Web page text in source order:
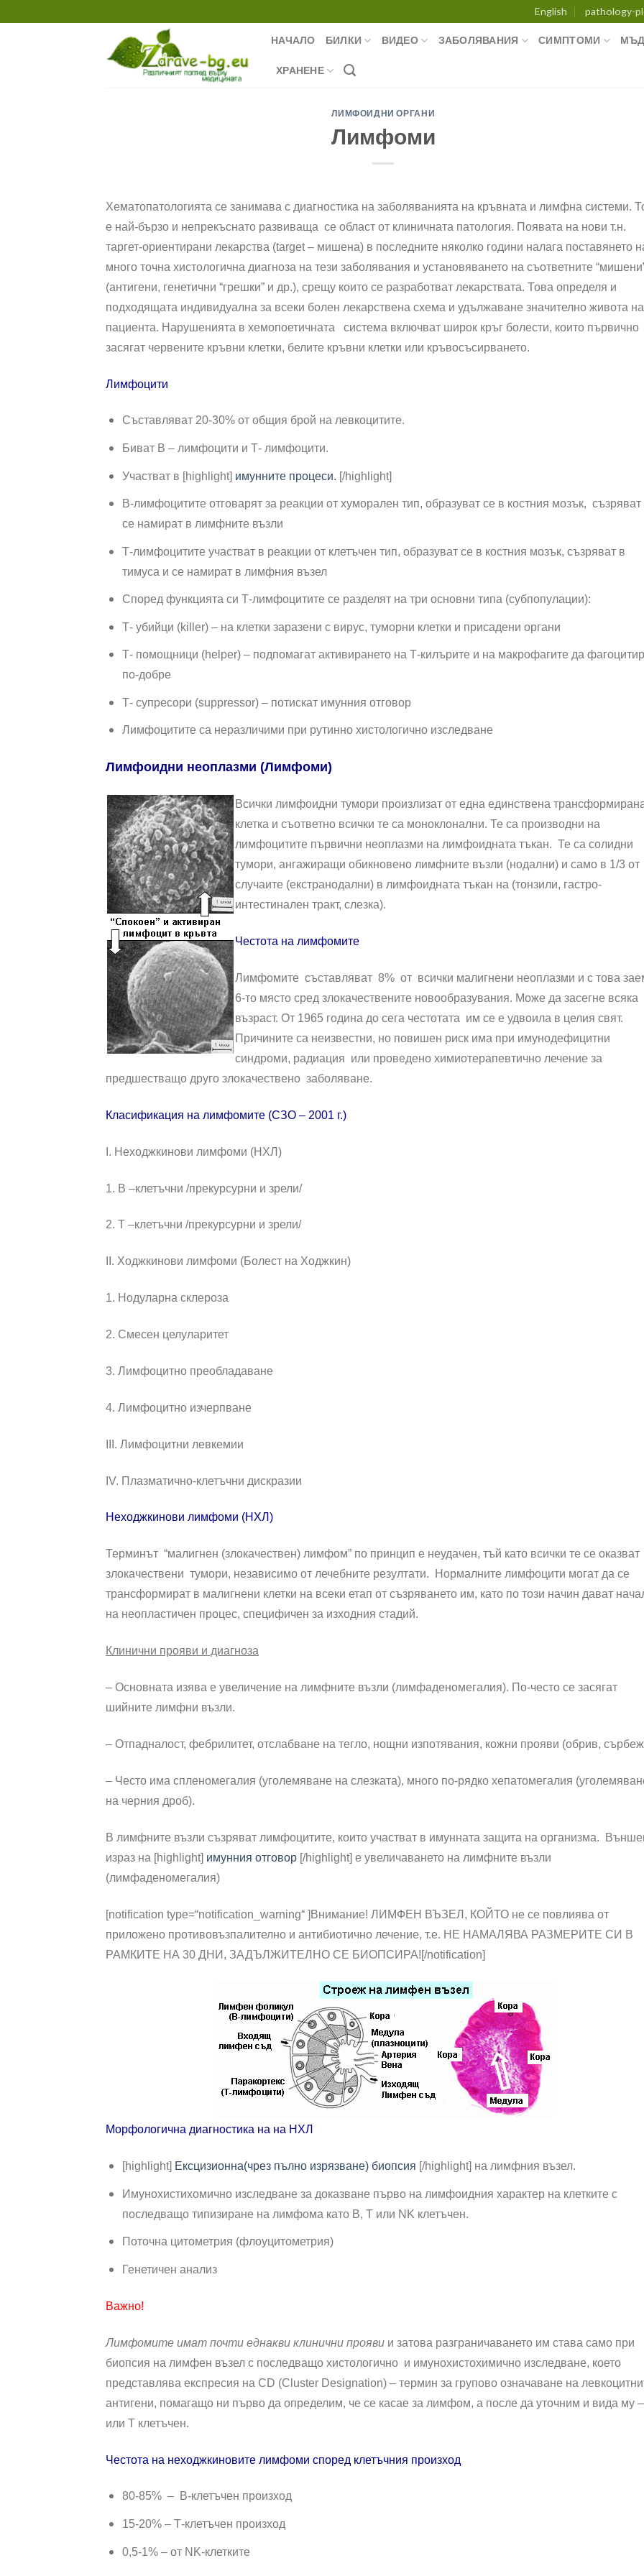
English pathology-
НАЧАЛО БИЛКИ ВИДЕО ЗАБОЛЯВАНИЯ СИМПТОМИ
ХРАНЕНЕ
ЛИМФОИДНИ ОРГАНИ
Лимфоми
Хематопатологията се занимава с диагностика на заболяванията на кръвната и лимфна системи.
е най-бързо и непрекъснато развиваща се област от клиничната патология. Появата на нови т.н.
таргет-ориентирани лекарства (target – мишена) в последните няколко години налага поставянето
много точна хистологична диагноза на тези заболявания и установяването на съответните
(антигени, генетични “грешки” и др.), срещу които се разработват лекарствата. Това определя и
подходящата индивидуална за всеки болен лекарствена схема и удължаване значително живота на
пациента. Нарушенията в хемопоетичната система включват широк кръг болести, които първично
засягат червените кръвни клетки, белите кръвни клетки или кръвосъсирването.
Лимфоцити
Съставляват 20-30% от общия брой на левкоцитите.
Биват В – лимфоцити и Т- лимфоцити.
Участват в [highlight] имунните процеси. [/highlight]
B-лимфоцитите отговарят за реакции от хуморален тип, образуват се в костния мозък, съзряват
се намират в лимфните възли
Т-лимфоцитите участват в реакции от клетъчен тип, образуват се в костния мозък, съзряват в
тимуса и се намират в лимфния възел
Според функцията си Т-лимфоцитите се разделят на три основни типа (субпопулации):
Т- убийци (killer) – на клетки заразени с вирус, туморни клетки и присадени органи
Т- помощници (helper) – подпомагат активирането на Т-килърите и на макрофагите да
по-добре
Т- супресори (suppressor) – потискат имунния отговор
Лимфоцитите са неразличими при рутинно хистологично изследване
Лимфоидни неоплазми (Лимфоми)
Всички лимфоидни тумори произлизат от една единствена
клетка и съответно всички те са моноклонални. Те са производни на
лимфоцитите първични неоплазми на лимфоидната тъкан. Те са солидни
тумори, ангажиращи обикновено лимфните възли (нодални) и само в 1/3 от
случаите (екстранодални) в лимфоидната тъкан на (тонзили, гастро-
интестинален тракт, слезка).
Честота на лимфомите
Лимфомите съставляват 8% от всички малигнени неоплазми и с това
6-то място сред злокачествените новообразувания. Може да засегне всяка
възраст. От 1965 година до сега честотата им се е удвоила в целия свят.
Причините са неизвестни, но повишен риск има при имунодефицитни
синдроми, радиация или проведено химиотерапевтично лечение за
предшестващо друго злокачествено заболяване.
Класификация на лимфомите (СЗО – 2001 г.)
І. Неходжкинови лимфоми (НХЛ)
1. В –клетъчни /прекурсурни и зрели/
2. Т –клетъчни /прекурсурни и зрели/
ІІ. Ходжкинови лимфоми (Болест на Ходжкин)
1. Нодуларна склероза
2. Смесен целуларитет
3. Лимфоцитно преобладаване
4. Лимфоцитно изчерпване
ІІІ. Лимфоцитни левкемии
ІV. Плазматично-клетъчни дискразии
Неходжкинови лимфоми (НХЛ)
Терминът “малигнен (злокачествен) лимфом” по принцип е неудачен, тъй като всички те се оказват
злокачествени тумори, независимо от лечебните резултати. Нормалните лимфоцити могат да се
трансформират в малигнени клетки на всеки етап от съзряването им, като по този начин дават
на неопластичен процес, специфичен за изходния стадий.
Клинични прояви и диагноза
– Основната изява е увеличение на лимфните възли (лимфаденомегалия). По-често се засягат
шийните лимфни възли.
– Отпадналост, фебрилитет, отслабване на тегло, нощни изпотявания, кожни прояви (обрив,
– Често има спленомегалия (уголемяване на слезката), много по-рядко хепатомегалия
на черния дроб).
В лимфните възли съзряват лимфоцитите, които участват в имунната защита на организма.
израз на [highlight] имунния отговор [/highlight] е увеличаването на лимфните възли
(лимфаденомегалия)
[notification type=“notification_warning“ ] Внимание! ЛИМФЕН ВЪЗЕЛ, КОЙТО не се повлиява от
приложено противовъзпалително и антибиотично лечение, т.е. НЕ НАМАЛЯВА РАЗМЕРИТЕ СИ В
РАМКИТЕ НА 30 ДНИ, ЗАДЪЛЖИТЕЛНО СЕ БИОПСИРА![/notification]
Морфологична диагностика на на НХЛ
[highlight] Ексцизионна(чрез пълно изрязване) биопсия [/highlight] на лимфния възел.
Имунохистихомично изследване за доказване първо на лимфоидния характер на клетките с
последващо типизиране на лимфома като В, Т или NK клетъчен.
Поточна цитометрия (флоуцитометрия)
Генетичен анализ
Важно!
Лимфомите имат почти еднакви клинични прояви и затова разграничаването им става само при
биопсия на лимфен възел с последващо хистологично и имунохистохимично изследване, което
представлява експресия на CD (Cluster Designation) – термин за групово означаване на
антигени, помагащо ни първо да определим, че се касае за лимфом, а после да уточним и вида му
или Т клетъчен.
Честота на неходжкиновите лимфоми според клетъчния произход
80-85% – В-клетъчен произход
15-20% – Т-клетъчен произход
0,5-1% – от NK-клетките